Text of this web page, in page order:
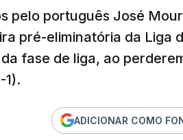
pelo português José
pré-eliminatória da Liga
fase de liga, ao
1).
ADICIONAR COMO